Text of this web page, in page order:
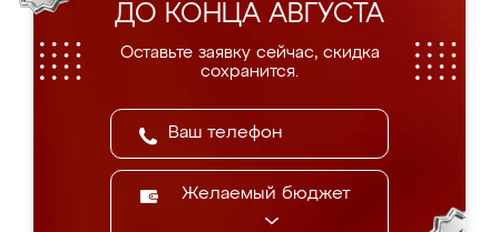
ДО КОНЦА АВГУСТА
Оставьте заявку сейчас, скидка
сохранится.
Желаемый бюджет